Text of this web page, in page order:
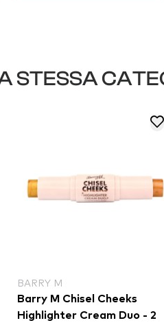
STESSA
BARRY M
Barry M Chisel Cheeks
Highlighter Cream Duo - 2